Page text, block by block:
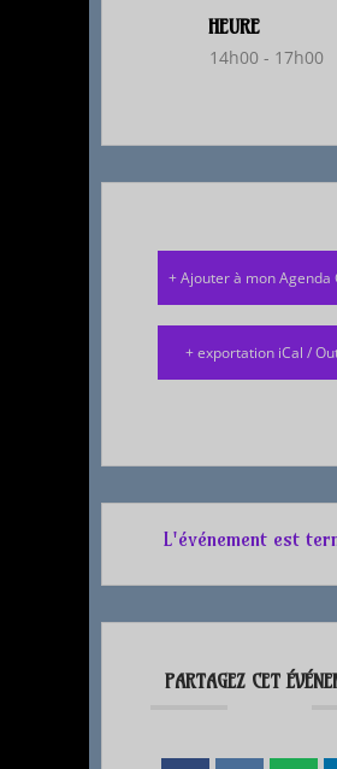
HEURE
14h00 - 17h00
+ Ajouter à mon Agenda
+ exportation iCal /
L'événement est
PARTAGEZ CET